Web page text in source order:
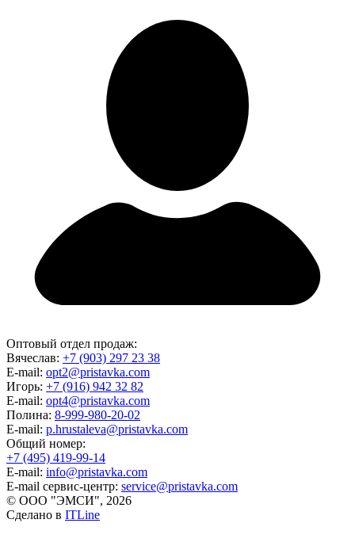
Оптовый отдел продаж:
Вячеслав: +7 (903) 297 23 38
E-mail: opt2@pristavka.com
Игорь: +7 (916) 942 32 82
E-mail: opt4@pristavka.com
Полина: 8-999-980-20-02
E-mail: p.hrustaleva@pristavka.com
Общий номер:
+7 (495) 419-99-14
E-mail: info@pristavka.com
E-mail сервис-центр: service@pristavka.com
© ООО "ЭМСИ", 2026
Сделано в ITLine